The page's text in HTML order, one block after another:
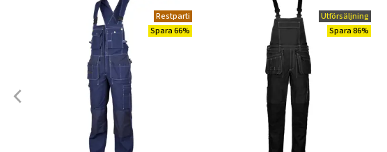
Restparti
Spara 66%
Utförsäljning
Spara 86%